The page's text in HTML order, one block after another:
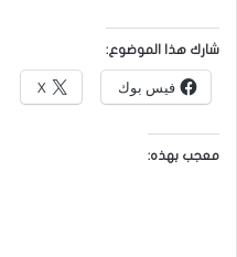
شارك هذا الموضوع:
فيس بوك X
معجب بهذه: